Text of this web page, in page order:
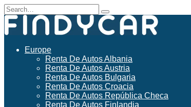
Skip
to
content
Search
for:
Europe
Renta De Autos Albania
Renta De Autos Austria
Renta De Autos Bulgaria
Renta De Autos Croacia
Renta De Autos República Checa
Renta De Autos Finlandia